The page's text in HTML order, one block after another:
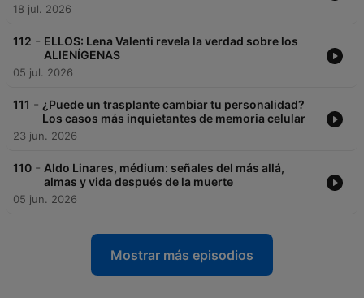
18 jul. 2026
112 - ELLOS: Lena Valenti revela la verdad sobre los
ALIENÍGENAS
05 jul. 2026
111 - ¿Puede un trasplante cambiar tu personalidad?
Los casos más inquietantes de memoria celular
23 jun. 2026
110 - Aldo Linares, médium: señales del más allá,
almas y vida después de la muerte
05 jun. 2026
Mostrar más episodios